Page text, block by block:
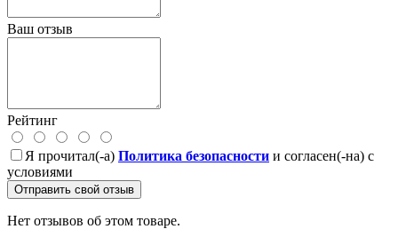
Ваш отзыв
Рейтинг
Я прочитал(-а) Политика безопасности и согласен(-на) с
условиями
Отправить свой отзыв
Нет отзывов об этом товаре.